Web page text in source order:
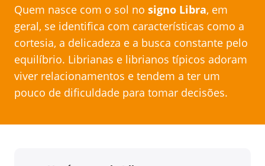
Quem nasce com o sol no signo Libra, em
geral, se identifica com características como a
cortesia, a delicadeza e a busca constante pelo
equilíbrio. Librianas e librianos típicos adoram
viver relacionamentos e tendem a ter um
pouco de dificuldade para tomar decisões.